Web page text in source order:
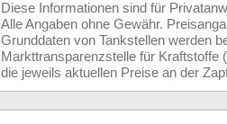
Diese Informationen sind für
Alle Angaben ohne Gewähr.
Grunddaten von Tankstellen werden
Markttransparenzstelle für Kraftstoffe
die jeweils aktuellen Preise an der